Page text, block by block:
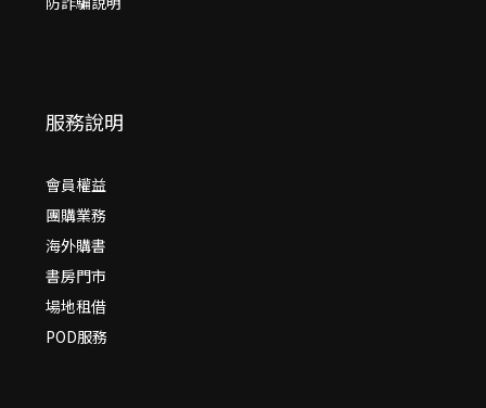
服務說明
會員權益
團購業務
海外購書
書房門市
場地租借
POD服務